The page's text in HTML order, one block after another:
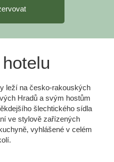
leží na česko-rakouských
Hradů a svým hostům
šlechtického sídla
ve stylově zařízených
vyhlášené v celém